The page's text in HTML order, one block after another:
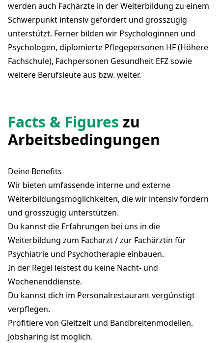
werden auch Fachärzte in der Weiterbildung zu einem
Schwerpunkt intensiv gefördert und grosszügig
unterstützt. Ferner bilden wir Psychologinnen und
Psychologen, diplomierte Pflegepersonen HF (Höhere
Fachschule), Fachpersonen Gesundheit EFZ sowie
weitere Berufsleute aus bzw. weiter.
Facts & Figures zu
Arbeitsbedingungen
Deine Benefits
Wir bieten umfassende interne und externe
Weiterbildungsmöglichkeiten, die wir intensiv fördern
und grosszügig unterstützen.
Du kannst die Erfahrungen bei uns in die
Weiterbildung zum Facharzt / zur Fachärztin für
Psychiatrie und Psychotherapie einbauen.
In der Regel leistest du keine Nacht- und
Wochenenddienste.
Du kannst dich im Personalrestaurant vergünstigt
verpflegen.
Profitiere von Gleitzeit und Bandbreitenmodellen.
Jobsharing ist möglich.